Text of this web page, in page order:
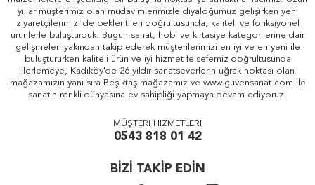
yıllar müşterimiz olan müdavimlerimizle diyaloğumuz gelişirken yeni
ziyaretçilerimizi de beklentileri doğrultusunda, kaliteli ve fonksiyonel
ürünlerle buluşturduk. Bugün sanat, hobi ve kırtasiye kategorilerine dair
gelişmeleri yakından takip ederek müşterilerimizi en iyi ve en yeni ile
buluştururken kaliteli ürün ve iyi hizmet felsefemiz doğrultusunda
ilerlemeye, Kadıköy'de 26 yıldır sanatseverlerin uğrak noktası olan
mağazamızın yanı sıra Beşiktaş mağazamız ve www.guvensanat.com ile
sanatın renkli dünyasına ev sahipliği yapmaya devam ediyoruz.
MÜŞTERİ HİZMETLERİ
0543 818 01 42
BİZİ TAKİP EDİN